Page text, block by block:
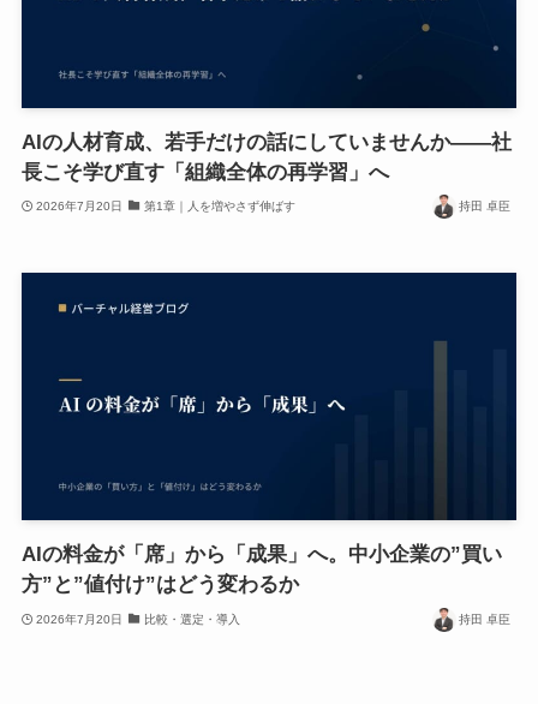
AIの人材育成、若手だけの話にしていませんか——社
長こそ学び直す「組織全体の再学習」へ
2026年7月20日 第1章｜人を増やさず伸ばす 持田 卓臣
AIの料金が「席」から「成果」へ。中小企業の”買い
方”と”値付け”はどう変わるか
2026年7月20日 比較・選定・導入 持田 卓臣